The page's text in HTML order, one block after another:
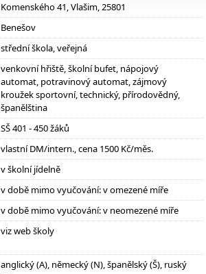
Komenského 41, Vlašim, 25801
Benešov
střední škola, veřejná
venkovní hřiště, školní bufet, nápojový
automat, potravinový automat, zájmový
kroužek sportovní, technický, přírodovědný,
španělština
SŠ 401 - 450 žáků
vlastní DM/intern., cena 1500 Kč/měs.
v školní jídelně
v době mimo vyučování: v omezené míře
v době mimo vyučování: v neomezené míře
viz web školy
anglický (A), německý (N), španělský (Š), ruský